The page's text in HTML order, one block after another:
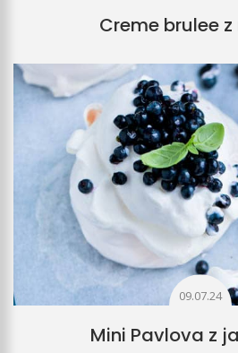
Creme brulee
09.07.24
Mini Pavlova z